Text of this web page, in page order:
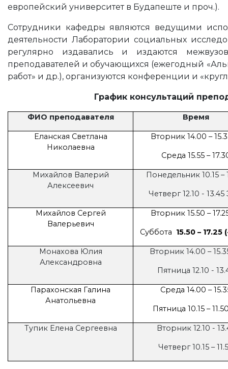
европейский университет в Будапеште и проч.).
Сотрудники кафедры являются ведущими
деятельности Лаборатории социальных
регулярно издавались и издаются
преподавателей и обучающихся (ежегодный
работ» и др.), организуются конференции и
График консультаций
ФИО преподавателя Время
Еланская Светлана
Николаевна
Вторник 14.00 –
Среда 15.55 –
Михайлов Валерий
Алексеевич
Понедельник 10.15 –
Четверг 12.10 -
Михайлов Сергей
Валерьевич
Вторник 15.50 –
Суббота 15.50 – 17.25
Монахова Юлия
Александровна
Вторник 14.00 –
Пятница 12.10 -
Парахонская Галина
Анатольевна
Среда 14.00 –
Пятница 10.15 –
Тупик Елена Сергеевна Вторник 12.10 -
Четверг 10.15 –